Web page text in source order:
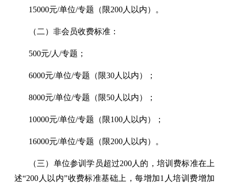
15000元/单位/专题（限200人以内）。
（二）非会员收费标准：
500元/人/专题；
6000元/单位/专题（限30人以内）；
8000元/单位/专题（限50人以内）；
10000元/单位/专题（限100人以内）；
16000元/单位/专题（限200人以内）。
（三）单位参训学员超过200人的，培训费标准在上
述“200人以内”收费标准基础上，每增加1人培训费增加